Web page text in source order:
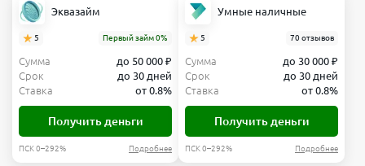
Эквазайм
5 Первый займ 0%
Сумма
до 50 000 ₽
Срок
до 30 дней
Ставка
от 0.8%
Получить деньги
ПСК 0–292% Подробнее
Умные наличные
5 70 отзывов
Сумма
до 30 000 ₽
Срок
до 30 дней
Ставка
от 0.8%
Получить деньги
ПСК 0–292% Подробнее